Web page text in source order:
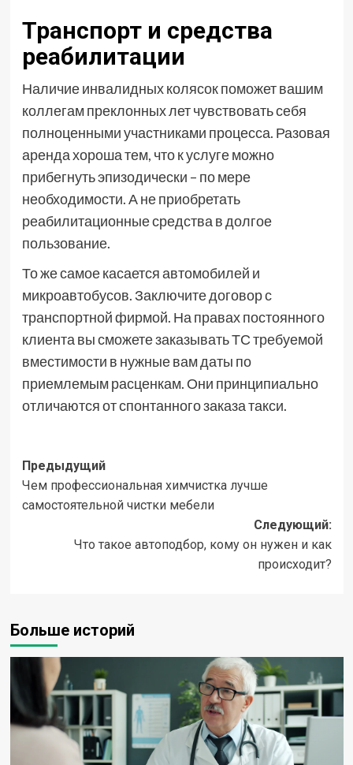
Транспорт и средства
реабилитации
Наличие инвалидных колясок поможет вашим
коллегам преклонных лет чувствовать себя
полноценными участниками процесса. Разовая
аренда хороша тем, что к услуге можно
прибегнуть эпизодически – по мере
необходимости. А не приобретать
реабилитационные средства в долгое
пользование.
То же самое касается автомобилей и
микроавтобусов. Заключите договор с
транспортной фирмой. На правах постоянного
клиента вы сможете заказывать ТС требуемой
вместимости в нужные вам даты по
приемлемым расценкам. Они принципиально
отличаются от спонтанного заказа такси.
Навигация
записи
Предыдущий
Чем профессиональная химчистка лучше
самостоятельной чистки мебели
Следующий:
Что такое автоподбор, кому он нужен и как
происходит?
Больше историй